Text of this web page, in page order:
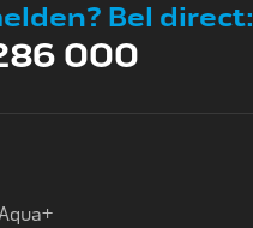
Bel direct:
000